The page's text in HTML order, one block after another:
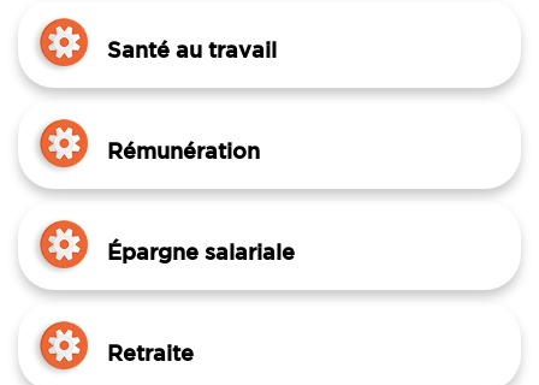
Santé au travail
Rémunération
Épargne salariale
Retraite